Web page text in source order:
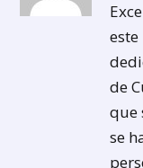
de
que
se